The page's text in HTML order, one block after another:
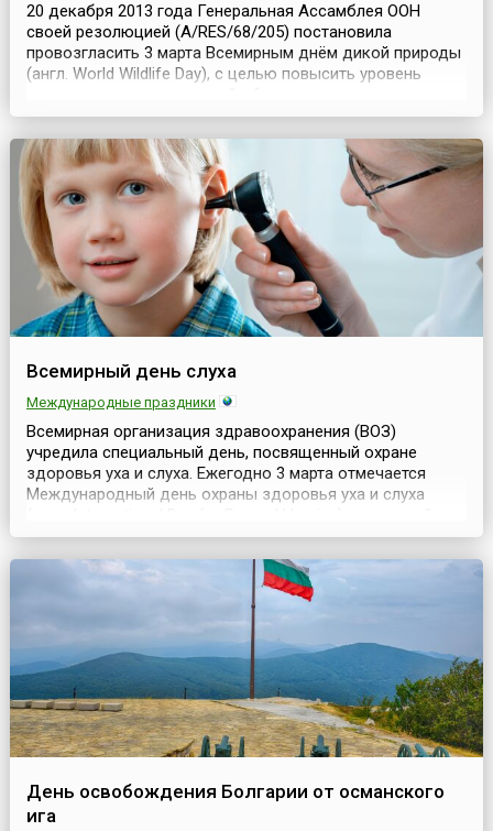
20 декабря 2013 года Генеральная Ассамблея ООН
своей резолюцией (A/RES/68/205) постановила
провозгласить 3 марта Всемирным днём дикой природы
(англ. World Wildlife Day), с целью повысить уровень
дикой фауны и флоры. Данное событие стало
отдельной вехой в истории ООН, принявшей это решение.
В том же году отмечалось 40 лет со дня принятия
другого...
Всемирный день слуха
Международные праздники
Всемирная организация здравоохранения (ВОЗ)
учредила специальный день, посвященный охране
здоровья уха и слуха. Ежегодно 3 марта отмечается
Международный день охраны здоровья уха и слуха
Всемирный день слуха (англ. World Hearing
Day).Предполагается, что в этот день медицинские и
волонтерские организации в разных странах должны
День освобождения Болгарии от османского
ига